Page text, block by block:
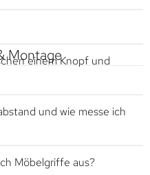
Montage
einem Knopf und
und wie messe ich
Möbelgriffe aus?